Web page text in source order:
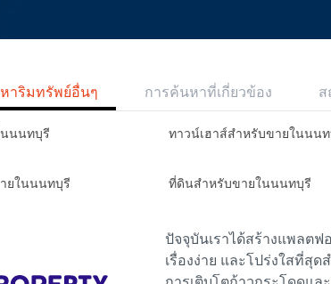
าริมทรัพย์อื่นๆ การค้นหาที่เกี่ยวข้อง ส
นนทบุรี ทาวน์เฮาส์สำหรับขายในนน
ยในนนทบุรี ที่ดินสำหรับขายในนนทบุรี
ปัจจุบันเราได้สร้างแพลตฟ
เรื่องง่าย และโปร่งใสที่สุ